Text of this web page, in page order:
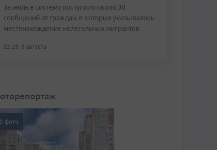
За июль в систему поступило около 30
сообщений от граждан, в которых указывалось
местонахождение нелегальных мигрантов
22:29, 8 августа
фото